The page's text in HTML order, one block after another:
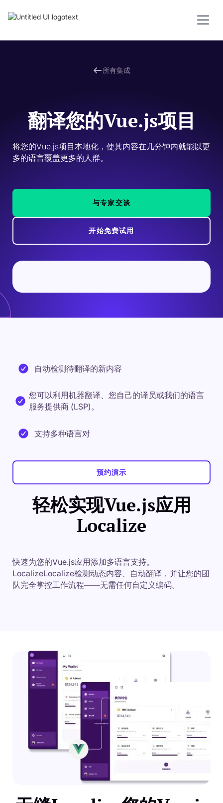
所有集成
翻译您的Vue.js项目
将您的Vue.js项目本地化，使其内容在几分钟内就能以更
多的语言覆盖更多的人群。
与专家交谈
开始免费试用
轻松实现Vue.js应用
Localize
快速为您的Vue.js应用添加多语言支持。
LocalizeLocalize检测动态内容、自动翻译，并让您的团
队完全掌控工作流程——无需任何自定义编码。
自动检测待翻译的新内容
您可以利用机器翻译、您自己的译员或我们的语言
服务提供商 (LSP)。
支持多种语言对
预约演示